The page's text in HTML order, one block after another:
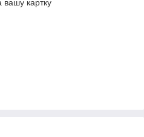
вашу картку